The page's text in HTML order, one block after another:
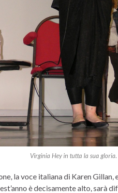
Virginia Hey in tutta la sua gloria.
la voce italiana di Karen
è decisamente alto, sarà